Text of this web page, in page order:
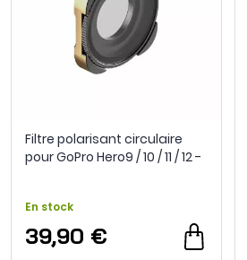
Filtre polarisant circulaire
pour GoPro Hero9 / 10 / 11 / 12 -
En stock
39,90 €